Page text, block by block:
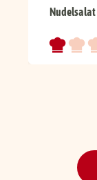
Nudelsalat